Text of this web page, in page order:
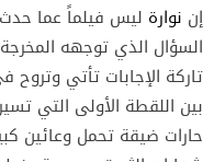
إن نوارة
السؤال الذي توجهه
تاركة الإجابات تأتي
بين اللقطة الأولى التي
حارات ضيقة تحمل وعائين